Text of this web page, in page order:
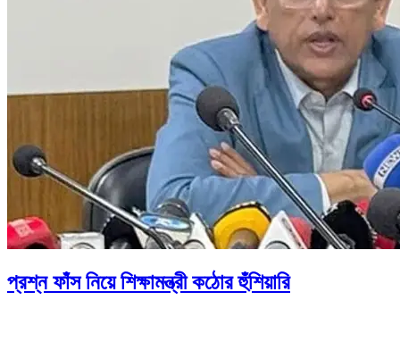
প্রশ্ন ফাঁস নিয়ে শিক্ষামন্ত্রী কঠোর হুঁশিয়ারি